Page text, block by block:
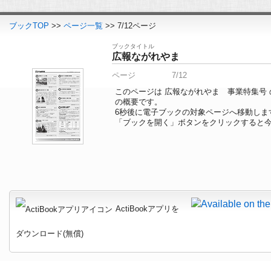
ブックTOP >> ページ一覧 >> 7/12ページ
ブックタイトル
広報ながれやま
ページ
7/12
このページは 広報ながれやま 事業特集号
の概要です。
5秒後に電子ブックの対象ページへ移動しま
「ブックを開く」ボタンをクリックすると
ActiBookアプリを
ダウンロード(無償)